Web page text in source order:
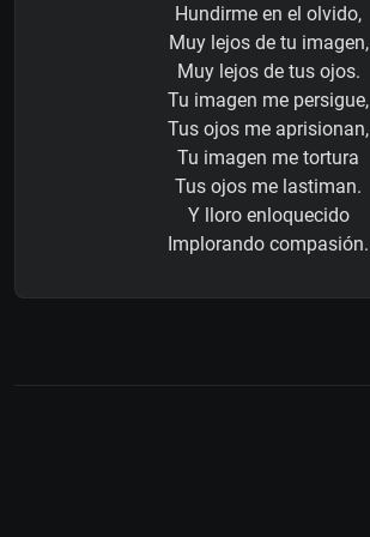
Hundirme en el olvido,
Muy lejos de tu imagen,
Muy lejos de tus ojos.
Tu imagen me persigue,
Tus ojos me aprisionan,
Tu imagen me tortura
Tus ojos me lastiman.
Y lloro enloquecido
Implorando compasión.